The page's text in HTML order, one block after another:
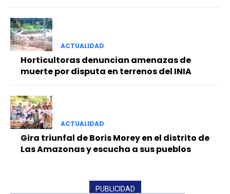
ACTUALIDAD
Horticultoras denuncian amenazas de
muerte por disputa en terrenos del INIA
ACTUALIDAD
Gira triunfal de Boris Morey en el distrito de
Las Amazonas y escucha a sus pueblos
PUBLICIDAD